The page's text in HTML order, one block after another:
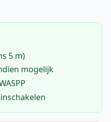
5 m)
mogelijk